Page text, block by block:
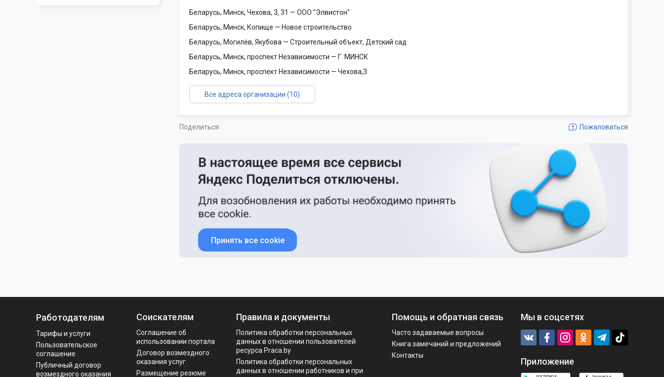
Беларусь, Минск, Чехова, 3, 31 — ООО "Элвистон"
Беларусь, Минск, Копище — Новое строительство
Беларусь, Могилёв, Якубова — Строительный объект, Детский сад
Беларусь, Минск, проспект Независимости — Г. МИНСК
Беларусь, Минск, проспект Независимости — Чехова,3
Все адреса организации (10)
Пожаловаться
Поделиться:
Принять все cookie
Работодателям
Тарифы и услуги
Пользовательское
соглашение
Публичный договор
возмездного оказания
Соискателям
Соглашение об
использовании портала
Договор возмездного
оказания услуг
Размещение резюме
Правила и документы
Политика обработки персональных
данных в отношении пользователей
ресурса Praca.by
Политикa обработки персональных
данных в отношении работников и при
Помощь и обратная связь
Часто задаваемые вопросы
Книга замечаний и предложений
Контакты
Мы в соцсетях
Приложение